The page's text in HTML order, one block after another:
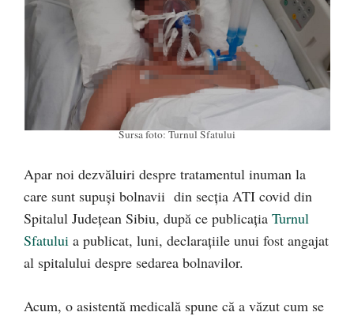
Sursa foto: Turnul Sfatului
Apar noi dezvăluiri despre tratamentul inuman la
care sunt supuși bolnavii din secția ATI covid din
Spitalul Județean Sibiu, după ce publicația Turnul
Sfatului a publicat, luni, declarațiile unui fost angajat
al spitalului despre sedarea bolnavilor.
Acum, o asistentă medicală spune că a văzut cum se